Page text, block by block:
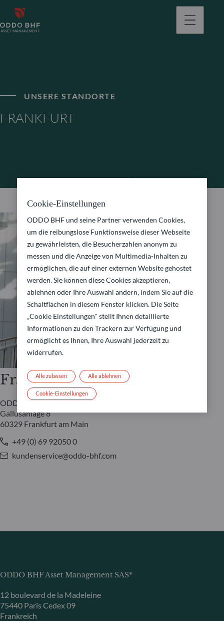
UNSERE STANDORTE
FRANKFURT
Frankfurt
ODDO BHF AM GmbH
Gallusanlage 8
60329 Frankfurt am Main
+49 (0) 69 92050 0
kundenservice@oddo-bhf.com
ODDO BHF Asset Management SAS*
12 boulevard de la Madeleine
75440 Paris Cedex 09
Frankreich
Cookie-Einstellungen
ODDO BHF und seine Partner verwenden Cookies,
um die reibungslose Funktionsweise dieser Webseite
zu gewährleisten, die Besucherzahlen anonym zu
messen und die Anzeige von Multimedia-Inhalten zu
ermöglichen, die auf einer externen Website gehostet
werden. Sie können diese Cookies akzeptieren,
ablehnen oder Ihre Auswahl ändern, indem Sie auf die
Schaltflächen in diesem Fenster klicken. Die Seite
„Cookie Einstellungen" stellt Ihnen detaillierte
Informationen zu den Trackern zur Verfügung und
ermöglicht es Ihnen, Ihre Auswahl jederzeit zu
widerrufen.
Alle ablehnen
Alle zulassen
Cookie-Einstellungen